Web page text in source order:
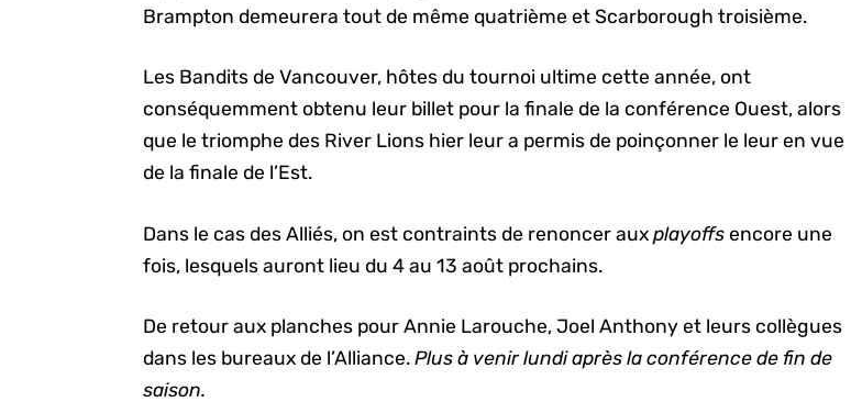
Brampton demeurera tout de même quatrième et Scarborough troisième.
Les Bandits de Vancouver, hôtes du tournoi ultime cette année, ont
conséquemment obtenu leur billet pour la finale de la conférence Ouest, alors
que le triomphe des River Lions hier leur a permis de poinçonner le leur en vue
de la finale de l’Est.
Dans le cas des Alliés, on est contraints de renoncer auxplayoffs encore une
fois, lesquels auront lieu du 4 au 13 août prochains.
De retour aux planches pour Annie Larouche, Joel Anthony et leurs collègues
dans les bureaux de l’Alliance.Plus à venir lundi après la conférence de fin de
saison.